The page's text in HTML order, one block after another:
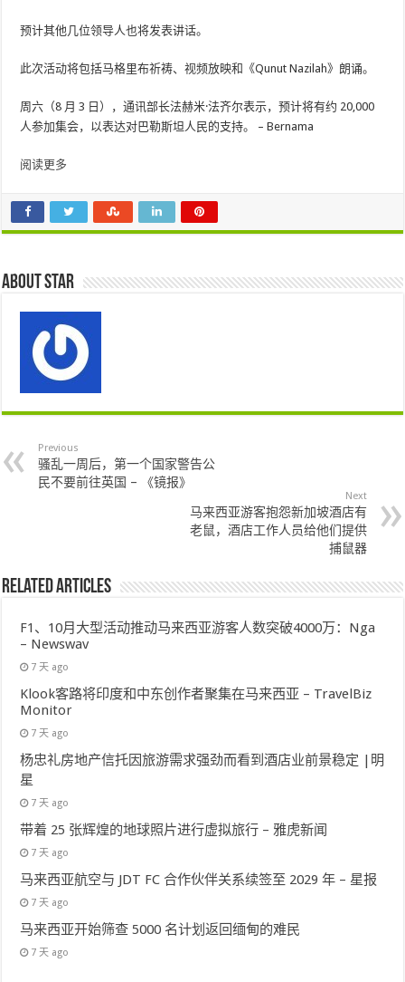
预计其他几位领导人也将发表讲话。
此次活动将包括马格里布祈祷、视频放映和《Qunut Nazilah》朗诵。
周六（8 月 3 日），通讯部长法赫米·法齐尔表示，预计将有约 20,000
人参加集会，以表达对巴勒斯坦人民的支持。 – Bernama
阅读更多
About star
Previous
骚乱一周后，第一个国家警告公
民不要前往英国 – 《镜报》
Next
马来西亚游客抱怨新加坡酒店有
老鼠，酒店工作人员给他们提供
捕鼠器
Related Articles
F1、10月大型活动推动马来西亚游客人数突破4000万：Nga
– Newswav
7 天 ago
Klook客路将印度和中东创作者聚集在马来西亚 – TravelBiz
Monitor
7 天 ago
杨忠礼房地产信托因旅游需求强劲而看到酒店业前景稳定 |明
星
7 天 ago
带着 25 张辉煌的地球照片进行虚拟旅行 – 雅虎新闻
7 天 ago
马来西亚航空与 JDT FC 合作伙伴关系续签至 2029 年 – 星报
7 天 ago
马来西亚开始筛查 5000 名计划返回缅甸的难民
7 天 ago